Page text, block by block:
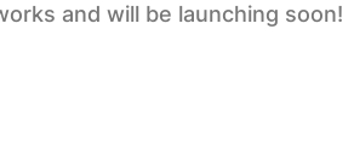
and will be launching soon!